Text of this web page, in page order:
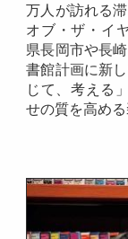
万人が訪れる
オブ・ザ・イ
県長岡市や長
書館計画に新
じて、考える
せの質を高める